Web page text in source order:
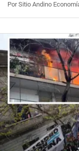
Por Sitio Andino